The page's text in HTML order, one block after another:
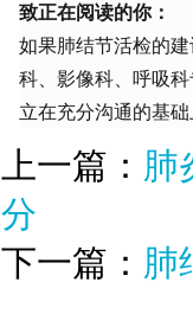
​致正在阅读的你：​
如果肺结节活检的
科、影像科、呼吸
立在充分沟通的基础
上一篇： 肺
分
下一篇： 肺